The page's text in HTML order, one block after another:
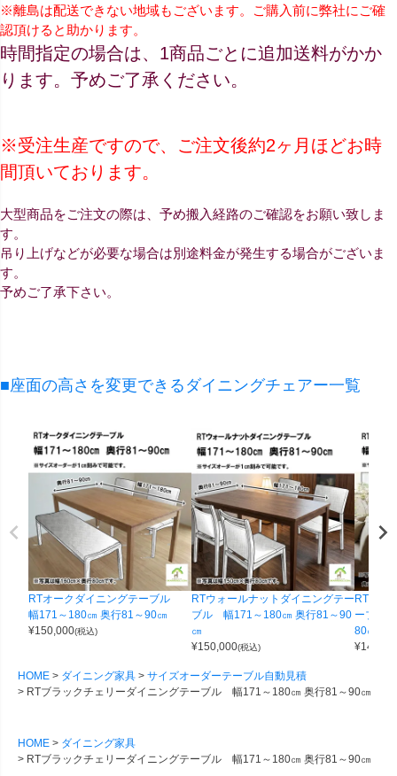
※離島は配送できない地域もございます。ご購入前に弊社にご確
認頂けると助かります。
時間指定の場合は、1商品ごとに追加送料がかか
ります。予めご了承ください。
※受注生産ですので、ご注文後約2ヶ月ほどお時
間頂いております。
大型商品をご注文の際は、予め搬入経路のご確認をお願い致しま
す。
吊り上げなどが必要な場合は別途料金が発生する場合がございま
す。
予めご了承下さい。
■座面の高さを変更できるダイニングチェアー一覧
RTオークダイニングテーブル
幅171～180㎝ 奥行81～90㎝
¥150,000(税込)
RTウォールナットダイニングテー
ブル 幅171～180㎝ 奥行81～90
㎝
¥150,000(税込)
RTブラ
ーブル
80㎝
¥
HOME ダイニング家具
サイズオーダーテーブル自動見積
RTブラックチェリーダイニングテーブル 幅171～180㎝ 奥行81～90㎝
HOME
ダイニング家具
RTブラックチェリーダイニングテーブル 幅171～180㎝ 奥行81～90㎝